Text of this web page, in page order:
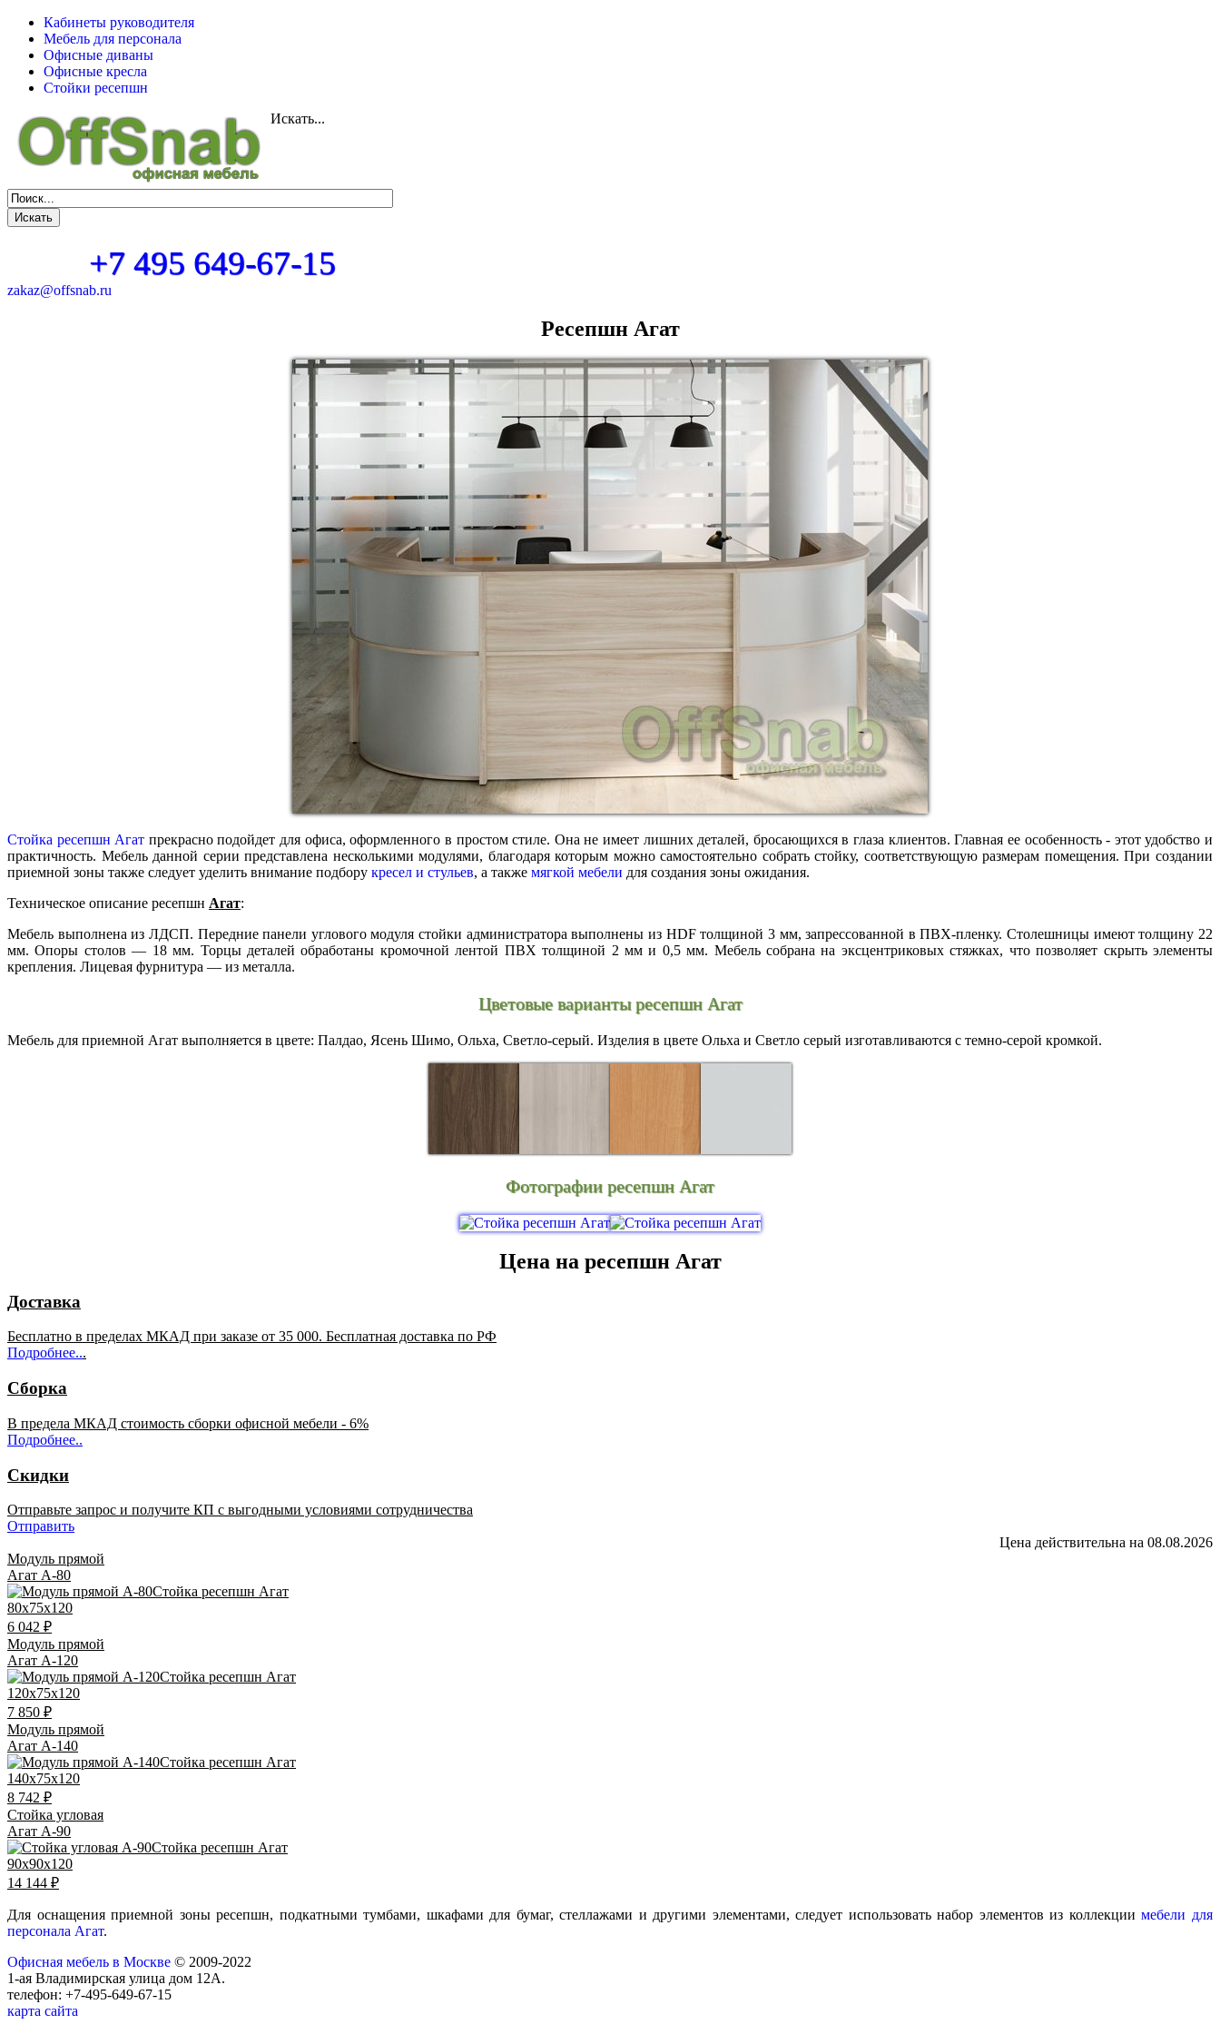
Кабинеты руководителя
Мебель для персонала
Офисные диваны
Офисные кресла
Стойки ресепшн
Искать...
+7 495 649-67-15
zakaz@offsnab.ru
Ресепшн Агат
Стойка ресепшн Агат прекрасно подойдет для офиса, оформленного в простом стиле. Она не имеет лишних деталей, бросающихся в глаза клиентов. Главная ее особенность - этот удобство и
практичность. Мебель данной серии представлена несколькими модулями, благодаря которым можно самостоятельно собрать стойку, соответствующую размерам помещения. При создании
приемной зоны также следует уделить внимание подбору кресел и стульев, а также мягкой мебели для создания зоны ожидания.
Техническое описание ресепшн Агат:
Мебель выполнена из ЛДСП. Передние панели углового модуля стойки администратора выполнены из HDF толщиной 3 мм, запрессованной в ПВХ-пленку. Столешницы имеют толщину 22
мм. Опоры столов — 18 мм. Торцы деталей обработаны кромочной лентой ПВХ толщиной 2 мм и 0,5 мм. Мебель собрана на эксцентриковых стяжках, что позволяет скрыть элементы
крепления. Лицевая фурнитура — из металла.
Цветовые варианты ресепшн Агат
Мебель для приемной Агат выполняется в цвете: Палдао, Ясень Шимо, Ольха, Светло-серый. Изделия в цвете Ольха и Светло серый изготавливаются с темно-серой кромкой.
Фотографии ресепшн Агат
Цена на ресепшн Агат
Доставка
Бесплатно в пределах МКАД при заказе от 35 000. Бесплатная доставка по РФ
Подробнее...
Сборка
В предела МКАД стоимость сборки офисной мебели - 6%
Подробнее..
Скидки
Отправьте запрос и получите КП с выгодными условиями сотрудничества
Отправить
Цена действительна на 08.08.2026
Модуль прямой
Агат А-80
80x75x120
6 042 ₽
Модуль прямой
Агат А-120
120x75x120
7 850 ₽
Модуль прямой
Агат А-140
140x75x120
8 742 ₽
Стойка угловая
Агат А-90
90x90x120
14 144 ₽
Для оснащения приемной зоны ресепшн, подкатными тумбами, шкафами для бумаг, стеллажами и другими элементами, следует использовать набор элементов из коллекциимебели для
персонала Агат.
Офисная мебель в Москве © 2009-2022
1-ая Владимирская улица дом 12А.
телефон: +7-495-649-67-15
карта сайта